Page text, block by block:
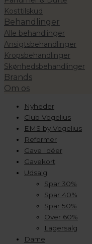
Kosttilskud
Behandlinger
Alle behandlinger
Ansigtsbehandlinger
Kropsbehandlinger
Skønhedsbehandlinger
Brands
Om os
Nyheder
Club Vogelius
EMS by Vogelius
Reformer
Gave Idéer
Gavekort
Udsalg
Spar 30%
Spar 40%
Spar 50%
Over 60%
Lagersalg
Dame